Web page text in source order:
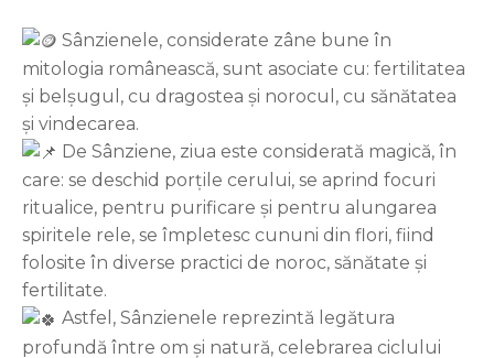
Sânzienele, considerate zâne bune în
mitologia românească, sunt asociate cu: fertilitatea
și belșugul, cu dragostea și norocul, cu sănătatea
și vindecarea.
De Sânziene, ziua este considerată magică, în
care: se deschid porțile cerului, se aprind focuri
ritualice, pentru purificare și pentru alungarea
spiritele rele, se împletesc cununi din flori, fiind
folosite în diverse practici de noroc, sănătate și
fertilitate.
Astfel, Sânzienele reprezintă legătura
profundă între om și natură, celebrarea ciclului